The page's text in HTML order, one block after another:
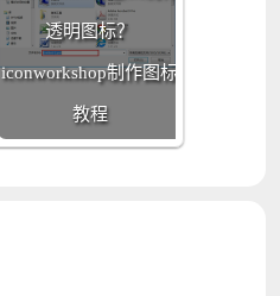
透明图标？
iconworkshop制作图标
教程